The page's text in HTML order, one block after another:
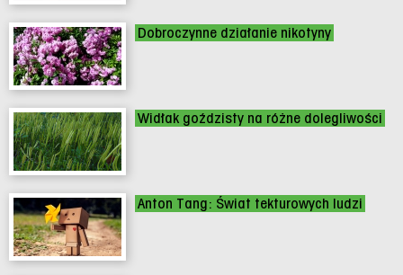
Dobroczynne działanie nikotyny
Widłak goździsty na różne dolegliwości
Anton Tang: Świat tekturowych ludzi